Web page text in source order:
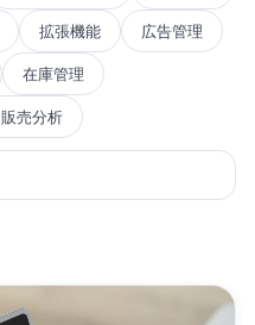
拡張機能
広告管理
在庫管理
販売分析